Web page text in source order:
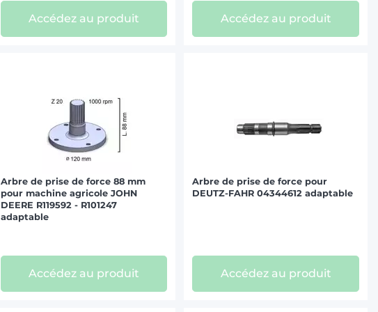
Accédez au produit Accédez au produit
Arbre de prise de force 88 mm
pour machine agricole JOHN
DEERE R119592 - R101247
adaptable
Accédez au produit
Arbre de prise de force pour
DEUTZ-FAHR 04344612 adaptable
Accédez au produit